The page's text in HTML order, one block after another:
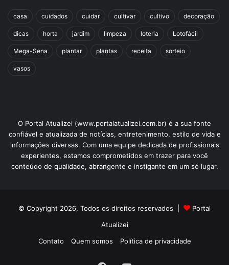
casa cuidados cuidar cultivar cultivo decoração
dicas horta jardim limpeza loteria Lotofácil
Mega-Sena plantar plantas receita sorteio
vasos
O Portal Atualizei (www.portalatualizei.com.br) é a sua fonte
confiável e atualizada de notícias, entretenimento, estilo de vida e
informações diversas. Com uma equipe dedicada de profissionais
experientes, estamos comprometidos em trazer para você
conteúdo de qualidade, abrangente e instigante em um só lugar.
© Copyright 2026, Todos os direitos reservados |
Portal
Atualizei
Contato
Quem somos Política de privacidade